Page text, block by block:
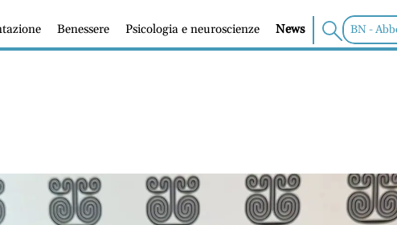
BN -
Benessere Psicologia e neuroscienze News